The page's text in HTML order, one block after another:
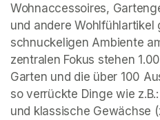
Wohnaccessoires,
und andere Wohlfühlartikel
schnuckeligen Ambiente
zentralen Fokus stehen
Garten und die über 100
so verrückte Dinge wie
und klassische Gewächse